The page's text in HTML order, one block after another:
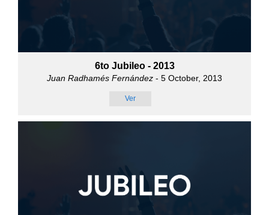
6to Jubileo - 2013
Juan Radhamés Fernández - 5 October, 2013
Ver